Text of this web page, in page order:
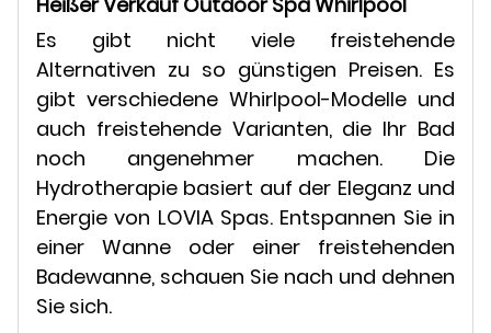
Es gibt nicht viele freistehende
Alternativen zu so günstigen Preisen. Es
gibt verschiedene Whirlpool-Modelle und
auch freistehende Varianten, die Ihr Bad
noch angenehmer machen. Die
Hydrotherapie basiert auf der Eleganz und
Energie von LOVIA Spas. Entspannen Sie in
einer Wanne oder einer freistehenden
Badewanne, schauen Sie nach und dehnen
Sie sich.